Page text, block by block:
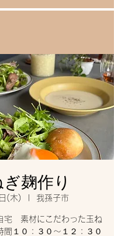
麹作り
(木) 我孫子市
宅 素材にこだわった玉ね
１０：３０〜１２：３０